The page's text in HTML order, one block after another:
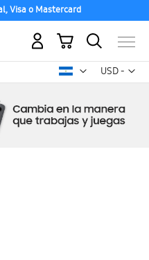
Visa o Mastercard
USD -
dólar
Mi carrito